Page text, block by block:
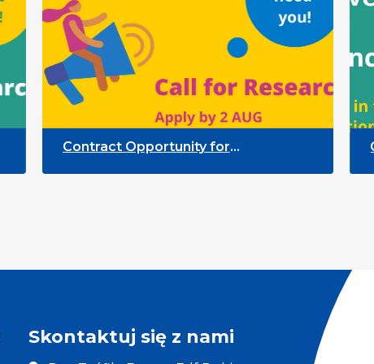
Contract Opportunity for
Framework
Call
Skontaktuj się z nami